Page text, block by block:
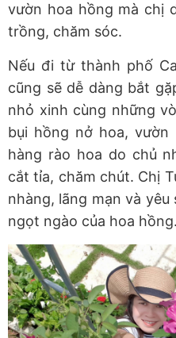
vườn hoa hồng mà chị
trồng, chăm sóc.
Nếu đi từ thành phố
cũng sẽ dễ dàng bắt
nhỏ xinh cùng những
bụi hồng nở hoa,
hàng rào hoa do chủ
cắt tỉa, chăm chút. Chị
nhàng, lãng mạn và yêu
ngọt ngào của hoa hồng.